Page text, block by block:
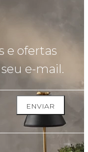
e ofertas
e-mail.
ENVIAR